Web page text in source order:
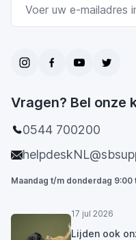
Vragen? Bel onze
0544 700200
Maandag t/m donderdag 9:00
17 jul 2026
Lijden ook